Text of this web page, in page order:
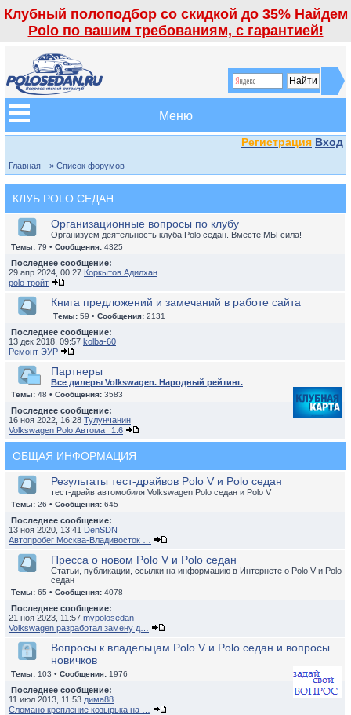
Клубный полоподбор со скидкой до 35% Найдем
Polo по вашим требованиям, с гарантией!
Меню
Регистрация Вход
Главная » Список форумов
КЛУБ POLO СЕДАН
Организационные вопросы по клубу
Организуем деятельность клуба Polo седан. Вместе МЫ сила!
Темы: 79 • Сообщения: 4325
Последнее сообщение:
29 апр 2024, 00:27 Коркытов Адилхан
polo тройт
Книга предложений и замечаний в работе сайта
Темы: 59 • Сообщения: 2131
Последнее сообщение:
13 дек 2018, 09:57 kolba-60
Ремонт ЭУР
Партнеры
Все дилеры Volkswagen. Народный рейтинг.
Темы: 48 • Сообщения: 3583
Последнее сообщение:
16 ноя 2022, 16:28 Тулунчанин
Volkswagen Polo Автомат 1.6
ОБЩАЯ ИНФОРМАЦИЯ
Результаты тест-драйвов Polo V и Polo седан
тест-драйв автомобиля Volkswagen Polo седан и Polo V
Темы: 26 • Сообщения: 645
Последнее сообщение:
13 ноя 2020, 13:41 DenSDN
Автопробег Москва-Владивосток …
Пресса о новом Polo V и Polo седан
Статьи, публикации, ссылки на информацию в Интернете о Polo V и Polo
седан
Темы: 65 • Сообщения: 4078
Последнее сообщение:
21 ноя 2023, 11:57 mypolosedan
Volkswagen разработал замену д…
Вопросы к владельцам Polo V и Polo седан и вопросы
новичков
Темы: 103 • Сообщения: 1976
Последнее сообщение:
11 июл 2013, 11:53 дима88
Сломано крепление козырька на …